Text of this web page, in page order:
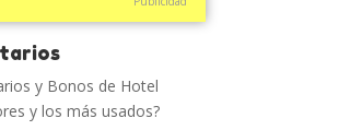
y Bonos de Hotel
y los más usados?